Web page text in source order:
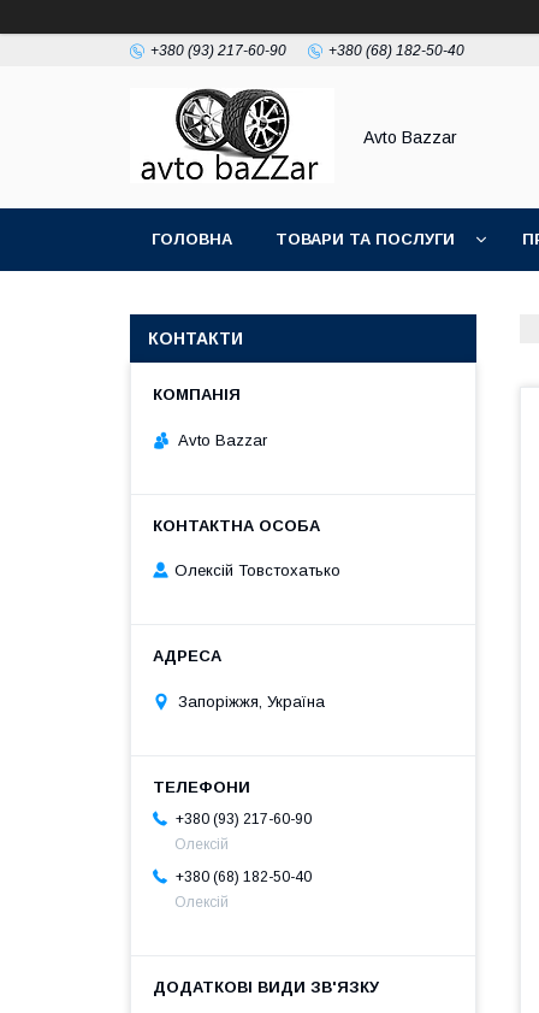
+380 (93) 217-60-90 +380 (68) 182-50-40
Avto Bazzar
ГОЛОВНА ТОВАРИ ТА ПОСЛУГИ
КОНТАКТИ
Avto Bazzar
Олексій Товстохатько
Запоріжжя, Україна
+380 (93) 217-60-90
Олексій
+380 (68) 182-50-40
Олексій